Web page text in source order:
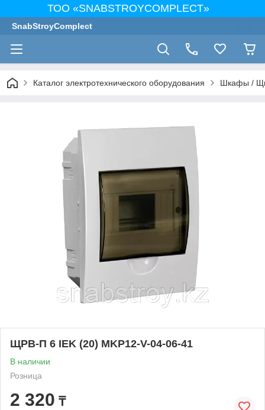
ТОО «SNABSTROYCOMPLECT»
SnabStroyComplect
Каталог электротехнического оборудования Шкафы /
ЩРВ-П 6 IEK (20) MKP12-V-04-06-41
В наличии
Розница
2 320 ₸